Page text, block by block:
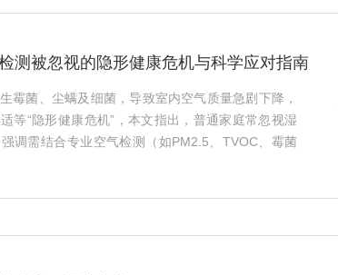
测被忽视的隐形健康危机与科学应对指南
霉菌、尘螨及细菌，导致室内空气质量急剧下降，
等“隐形健康危机”，本文指出，普通家庭常忽视湿
调需结合专业空气检测（如PM2.5、TVOC、霉菌